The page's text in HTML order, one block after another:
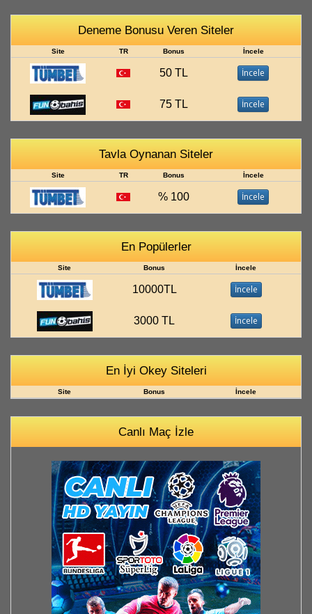
Deneme Bonusu Veren Siteler
Site TR Bonus İncele
50 TL İncele
75 TL İncele
Tavla Oynanan Siteler
Site TR Bonus İncele
% 100 İncele
En Popülerler
Site Bonus İncele
10000TL İncele
3000 TL İncele
En İyi Okey Siteleri
Site Bonus İncele
Canlı Maç İzle